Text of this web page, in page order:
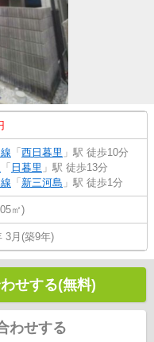
「 西日暮里 」駅 徒歩10分
「 日暮里 」駅 徒歩13分
「 新三河島 」駅 徒歩1分
㎡)
3月(築9年)
せする(無料)
わせする